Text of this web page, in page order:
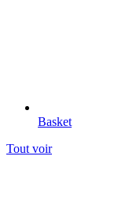
Basket
Tout voir